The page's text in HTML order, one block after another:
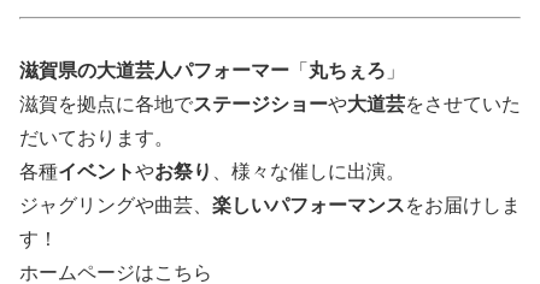
滋賀県の大道芸人パフォーマー 「 丸ちぇろ 」
滋賀を拠点に各地でステージショーや大道芸をさせていた
だいております。
各種イベントやお祭り
、様々な催しに出演。
ジャグリングや曲芸、 楽しいパフォーマンスをお届けしま
す！
ホームページはこちら